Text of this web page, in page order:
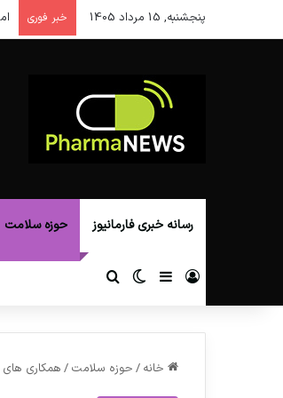
پنجشنبه, 15 مرداد 1405 خبر فوری
رسانه خبری فارمانیوز حوزه سلامت
ورود سایدبارتغییر پوسته
خانه / حوزه سلامت /همکاری های دو